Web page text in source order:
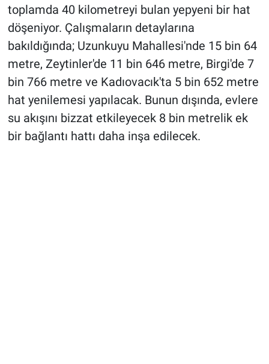
toplamda 40 kilometreyi bulan yepyeni bir hat
döşeniyor. Çalışmaların detaylarına
bakıldığında; Uzunkuyu Mahallesi'nde 15 bin 64
metre, Zeytinler'de 11 bin 646 metre, Birgi'de 7
bin 766 metre ve Kadıovacık'ta 5 bin 652 metre
hat yenilemesi yapılacak. Bunun dışında, evlere
su akışını bizzat etkileyecek 8 bin metrelik ek
bir bağlantı hattı daha inşa edilecek.